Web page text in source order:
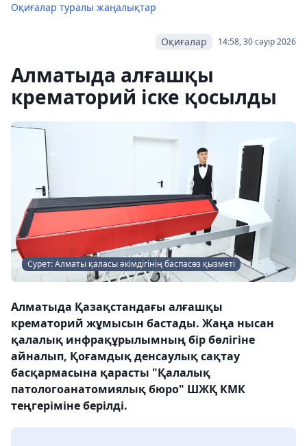
Оқиғалар туралы жаңалықтар
14:58, 30 сәуір 2026
Оқиғалар
Алматыда алғашқы
крематорий іске қосылды
Сурет: Алматы қаласы әкімдігінің баспасөз қызметі
Алматыда Қазақстандағы алғашқы
крематорий жұмысын бастады. Жаңа нысан
қалалық инфрақұрылымның бір бөлігіне
айналып, Қоғамдық денсаулық сақтау
басқармасына қарасты "Қалалық
патологоанатомиялық бюро" ШЖҚ КМК
теңгеріміне берілді.